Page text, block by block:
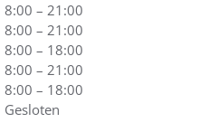
8:00 – 21:00
8:00 – 21:00
8:00 – 18:00
8:00 – 21:00
8:00 – 18:00
Gesloten